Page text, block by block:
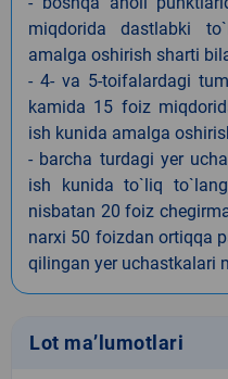
miqdorida dastlabki
amalga oshirish sharti
- 4- va 5-toifalardagi
kamida 15 foiz
ish kunida amalga
- barcha turdagi yer
ish kunida to`liq
nisbatan 20 foiz
narxi 50 foizdan ortiqqa
qilingan yer uchastkalari
Lot ma’lumotlari